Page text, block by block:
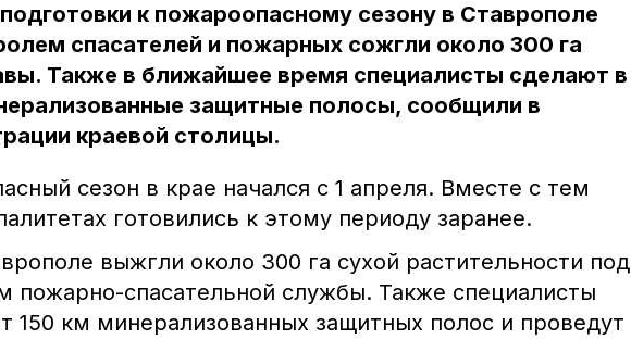
к пожароопасному сезону в Ставрополе
спасателей и пожарных сожгли около 300 га
Также в ближайшее время специалисты сделают в
защитные полосы, сообщили в
краевой столицы.
сезон в крае начался с 1 апреля. Вместе с тем
готовились к этому периоду заранее.
выжгли около 300 га сухой растительности под
пожарно-спасательной службы. Также специалисты
150 км минерализованных защитных полос и проведут